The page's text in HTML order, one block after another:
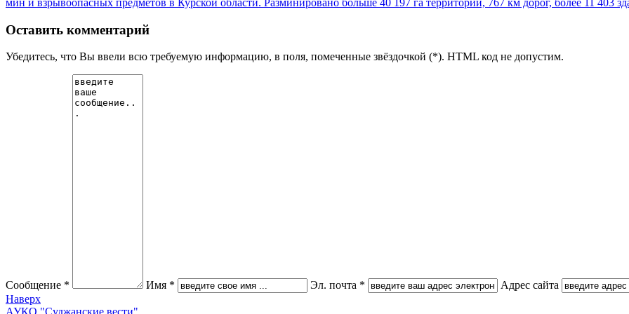
Оставить комментарий
Убедитесь, что Вы ввели всю требуемую информацию, в поля, помеченные звёздочкой (*). HTML код не допустим.
Сообщение * Имя * Эл. почта *
Адрес сайта
Наверх